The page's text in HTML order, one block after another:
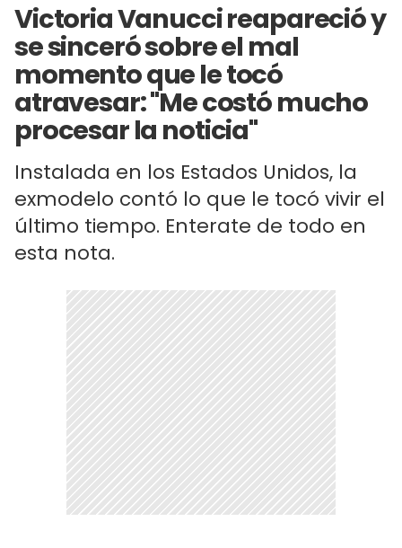
Victoria Vanucci reapareció y
se sinceró sobre el mal
momento que le tocó
atravesar: "Me costó mucho
procesar la noticia"
Instalada en los Estados Unidos, la
exmodelo contó lo que le tocó vivir el
último tiempo. Enterate de todo en
esta nota.